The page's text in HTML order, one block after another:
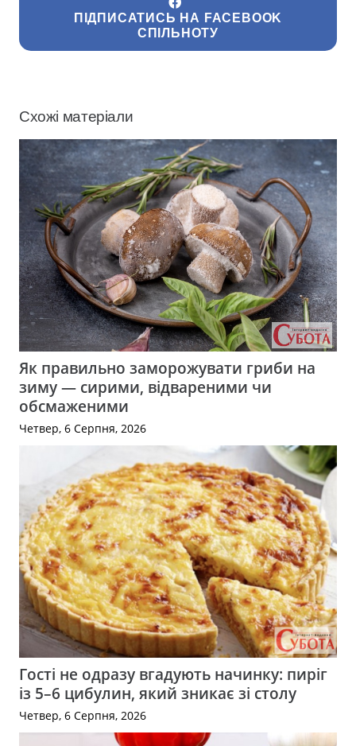
ПІДПИСАТИСЬ НА FACEBOOK
СПІЛЬНОТУ
Схожі матеріали
Як правильно заморожувати гриби на
зиму — сирими, відвареними чи
обсмаженими
Четвер, 6 Серпня, 2026
Гості не одразу вгадують начинку: пиріг
із 5–6 цибулин, який зникає зі столу
Четвер, 6 Серпня, 2026